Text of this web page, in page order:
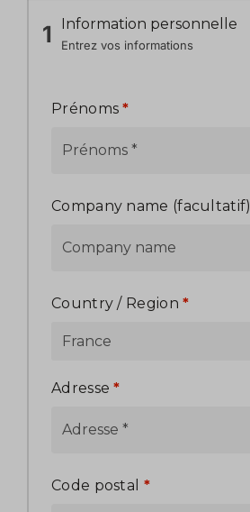
1 Information personnelle
Entrez vos informations
Prénoms*
Company name (facultatif)
Country / Region*
France
Adresse*
Code postal *